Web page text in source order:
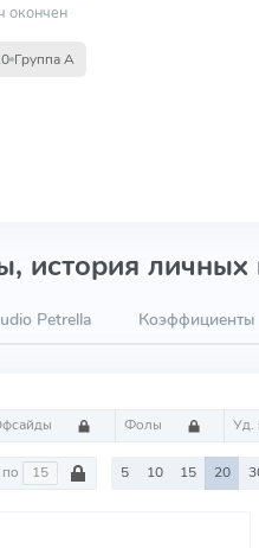
окончен
Группа А
история личных
Petrella Коэффициенты
Фолы Уд.
по 5 10 15 20